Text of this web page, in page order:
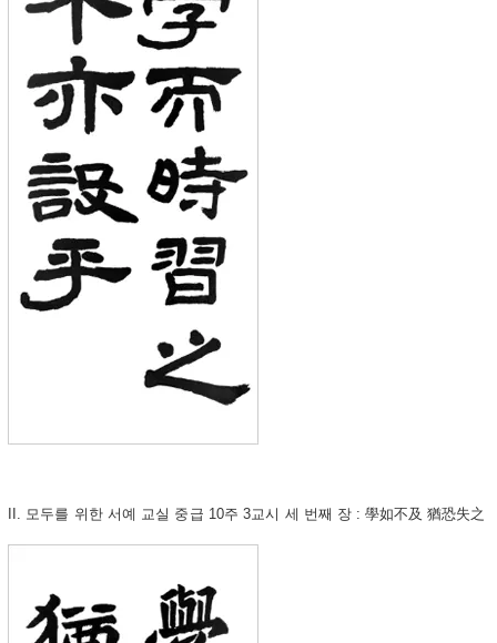
II. 모두를 위한 서예 교실 중급 10주 3교시 세 번째 장 :學如不及 猶恐失之